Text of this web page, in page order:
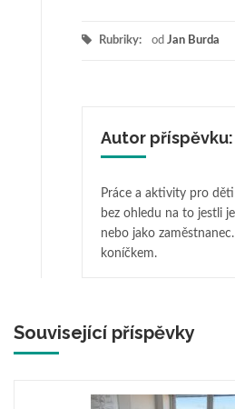
Rubriky: od Jan Burda
Autor příspěvku:
Práce a aktivity pro
bez ohledu na to jestli
nebo jako
koníčkem.
Související příspěvky